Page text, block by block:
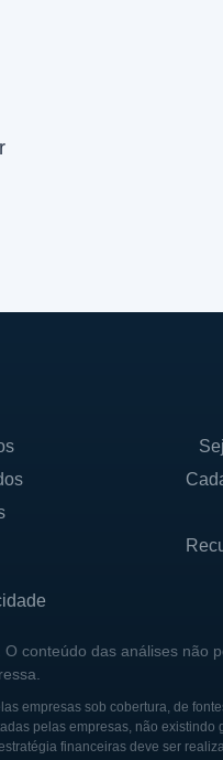
conteúdo das análises não
empresas sob cobertura, de
pelas empresas, não existindo
financeiras deve ser